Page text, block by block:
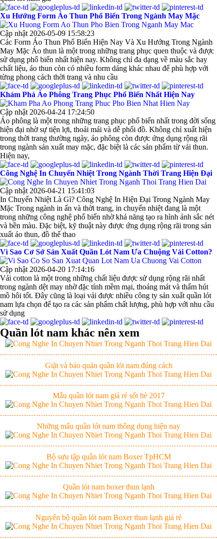
Xu Hướng Form Áo Thun Phổ Biến Trong Ngành May Mặc
Cập nhật 2026-05-09 15:58:23
Các Form Áo Thun Phổ Biến Hiện Nay Và Xu Hướng Trong Ngành
May Mặc Áo thun là một trong những trang phục quen thuộc và được
sử dụng phổ biến nhất hiện nay. Không chỉ đa dạng về màu sắc hay
chất liệu, áo thun còn có nhiều form dáng khác nhau để phù hợp với
từng phong cách thời trang và nhu cầu
Khám Phá Áo Phông Trang Phục Phổ Biến Nhất Hiện Nay
Cập nhật 2026-04-24 17:24:50
Áo phông là một trong những trang phục phổ biến nhất trong đời sống
hiện đại nhờ sự tiện lợi, thoải mái và dễ phối đồ. Không chỉ xuất hiện
trong thời trang thường ngày, áo phông còn được ứng dụng rộng rãi
trong ngành sản xuất may mặc, đặc biệt là các sản phẩm từ vải thun.
Hiện nay,
Công Nghệ In Chuyển Nhiệt Trong Ngành Thời Trang Hiện Đại
Cập nhật 2026-04-21 15:41:03
In Chuyển Nhiệt Là Gì? Công Nghệ In Hiện Đại Trong Ngành May
Mặc Trong ngành in ấn và thời trang, in chuyển nhiệt đang là một
trong những công nghệ phổ biến nhờ khả năng tạo ra hình ảnh sắc nét
và bền màu. Đặc biệt, kỹ thuật này được ứng dụng rộng rãi trong sản
xuất áo thun, đồ thể thao
Vì Sao Cơ Sở Sản Xuất Quần Lót Nam Ưa Chuộng Vải Cotton?
Cập nhật 2026-04-20 17:14:16
Vải cotton là một trong những chất liệu được sử dụng rộng rãi nhất
trong ngành dệt may nhờ đặc tính mềm mại, thoáng mát và thấm hút
mồ hôi tốt. Đây cũng là loại vải được nhiều công ty sản xuất quần lót
nam lựa chọn để tạo ra các sản phẩm chất lượng, phù hợp với nhu cầu
sử dụng
Quần lót nam khác nên xem
Mẫu quần short quần lót nam nữ hè thu 2017
Thị hiều quần lót nam bơi lội nam và nữ 2017
Xu hướng thời trang trẻ và quần lót nam giá sỉ
Giặt và bảo quản quần lót nam đúng cách
Mẫu quần lót nam giá rẻ sốt hè 2017
Những mẩu quần lót nam thông dụng hiện nay
Bộ sưu tập quần lót nam Boxer TpHCM
Quần lót nam boxer thun lạnh
Nguyên bộ quần lót nam Boxer thun lạnh giá rẻ
Dễ chịu hơn với quần lót nam giá rẻ vải Cotton 4 chiều